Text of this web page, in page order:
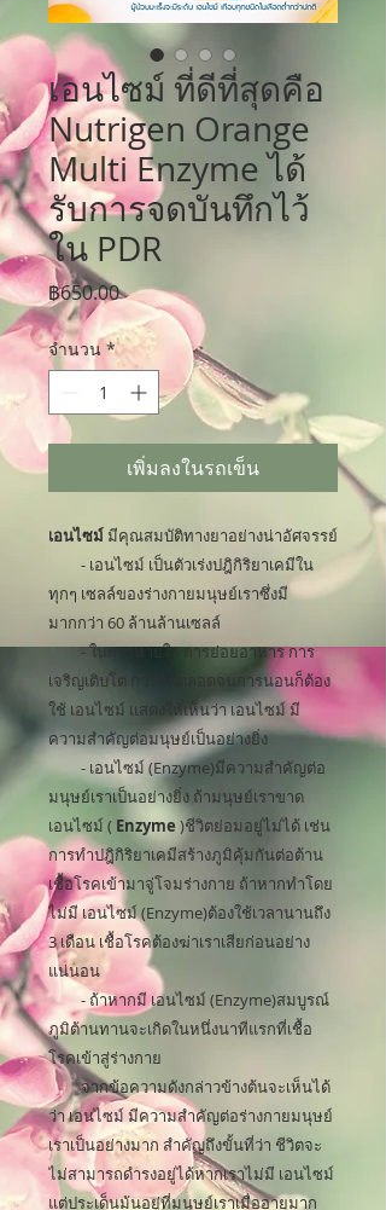
เอนไซม์ ที่ดีที่สุดคือ
Nutrigen Orange
Multi Enzyme ได้
รับการจดบันทึกไว้
ใน PDR
฿650.00ราคา
จำนวน *
เพิ่มลงในรถเข็น
เอนไซม์ มีคุณสมบัติทางยาอย่างน่าอัศจรรย์
- เอนไซม์ เป็นตัวเร่งปฎิกิริยาเคมีใน
ทุกๆ เซลล์ของร่างกายมนุษย์เราซึ่งมี
มากกว่า 60 ล้านล้านเซลล์
- ในการหายใจ การย่อยอาหาร การ
เจริญเติบโต การคิดตลอดจนการนอนก็ต้อง
ใช้ เอนไซม์ แสดงให้เห็นว่า เอนไซม์ มี
ความสำคัญต่อมนุษย์เป็นอย่างยิ่ง
- เอนไซม์ (Enzyme)มีความสำคัญต่อ
มนุษย์เราเป็นอย่างยิ่ง ถ้ามนุษย์เราขาด
เอนไซม์ ( Enzyme )ชีวิตย่อมอยู่ไม่ได้ เช่น
การทำปฎิกิริยาเคมีสร้างภูมิคุ้มกันต่อต้าน
เชื้อโรคเข้ามาจู่โจมร่างกาย ถ้าหากทำโดย
ไม่มี เอนไซม์ (Enzyme)ต้องใช้เวลานานถึง
3 เดือน เชื้อโรคต้องฆ่าเราเสียก่อนอย่าง
แน่นอน
- ถ้าหากมี เอนไซม์ (Enzyme)สมบูรณ์
ภูมิต้านทานจะเกิดในหนึ่งนาทีแรกที่เชื้อ
โรคเข้าสู่ร่างกาย
จากข้อความดังกล่าวข้างต้นจะเห็นได้
ว่า เอนไซม์ มีความสำคัญต่อร่างกายมนุษย์
เราเป็นอย่างมาก สำคัญถึงขั้นที่ว่า ชีวิตจะ
ไม่สามารถดำรงอยู่ได้หากเราไม่มี เอนไซม์
แต่ประเด็นม้นอยู่ที่มนุษย์เราเมื่ออายุมาก